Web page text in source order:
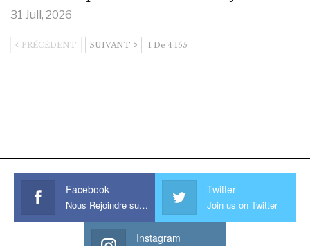
31 Juil, 2026
PRÉCÉDENT SUIVANT 1 De 4 155
Facebook
Nous Rejoindre sur Facebook
Twitter
Join us on Twitter
Instagram